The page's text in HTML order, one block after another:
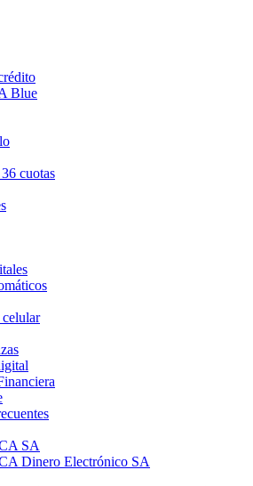
Blue
cuotas
celular
SA
Dinero Electrónico SA